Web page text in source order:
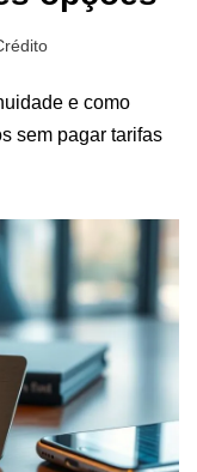
e como
sem pagar tarifas